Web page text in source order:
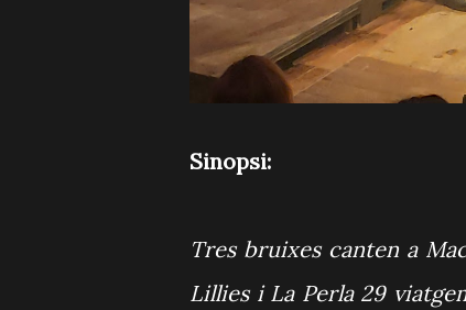
Sinopsi:
Tres bruixes canten a
Lillies i La Perla 29